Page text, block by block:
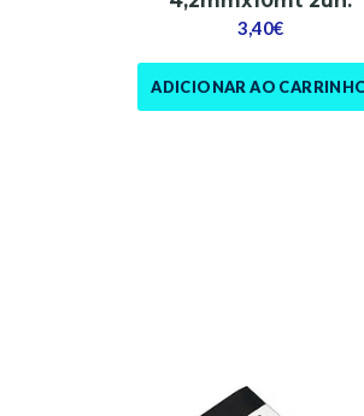
3,40€
ADICIONAR AO